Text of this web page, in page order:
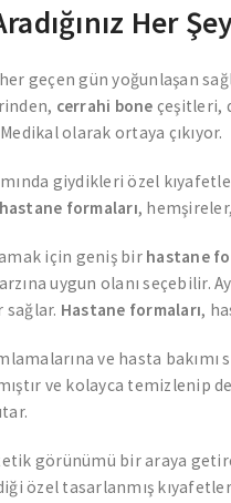
Her
geçen gün yoğunlaşan
cerrahi bone çeşitleri,
olarak ortaya çıkıyor.
giydikleri özel
hastane formaları,
için geniş bir hastane
uygun olanı seçebilir.
sağlar. Hastane formaları,
ve hasta
ve kolayca temizlenip
görünümü bir araya
özel tasarlanmış